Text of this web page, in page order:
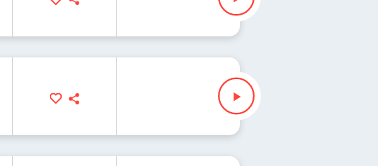
Wojciech Mann, Ryszard Koziołek